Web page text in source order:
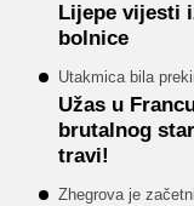
Lijepe vijesti
bolnice
Utakmica bila
Užas u
brutalnog
travi!
Zhegrova je